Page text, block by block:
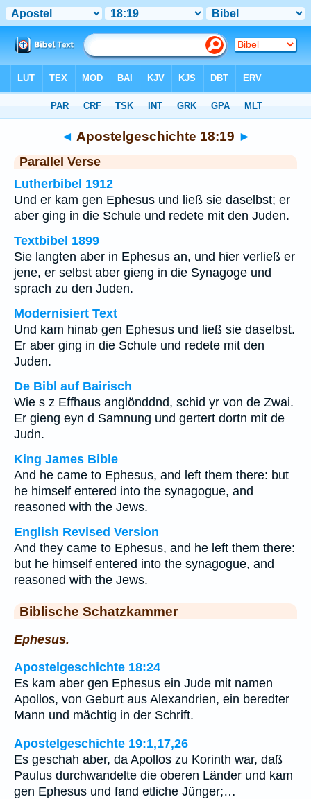
◄ Apostelgeschichte 18:19 ►
Parallel Verse
Lutherbibel 1912
Und er kam gen Ephesus und ließ sie daselbst; er
aber ging in die Schule und redete mit den Juden.
Textbibel 1899
Sie langten aber in Ephesus an, und hier verließ er
jene, er selbst aber gieng in die Synagoge und
sprach zu den Juden.
Modernisiert Text
Und kam hinab gen Ephesus und ließ sie daselbst.
Er aber ging in die Schule und redete mit den
Juden.
De Bibl auf Bairisch
Wie s z Effhaus anglönddnd, schid yr von de Zwai.
Er gieng eyn d Samnung und gertert dortn mit de
Judn.
King James Bible
And he came to Ephesus, and left them there: but
he himself entered into the synagogue, and
reasoned with the Jews.
English Revised Version
And they came to Ephesus, and he left them there:
but he himself entered into the synagogue, and
reasoned with the Jews.
Biblische Schatzkammer
Ephesus.
Apostelgeschichte 18:24
Es kam aber gen Ephesus ein Jude mit namen
Apollos, von Geburt aus Alexandrien, ein beredter
Mann und mächtig in der Schrift.
Apostelgeschichte 19:1,17,26
Es geschah aber, da Apollos zu Korinth war, daß
Paulus durchwandelte die oberen Länder und kam
gen Ephesus und fand etliche Jünger;…